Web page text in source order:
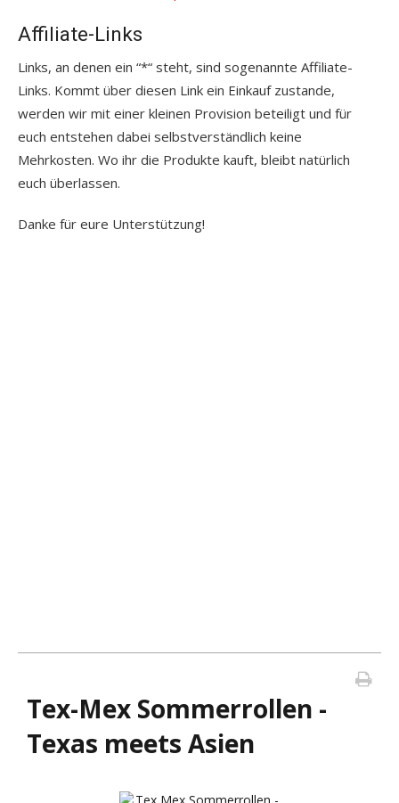
Affiliate-Links
Links, an denen ein “*“ steht, sind sogenannte Affiliate-
Links. Kommt über diesen Link ein Einkauf zustande,
werden wir mit einer kleinen Provision beteiligt und für
euch entstehen dabei selbstverständlich keine
Mehrkosten. Wo ihr die Produkte kauft, bleibt natürlich
euch überlassen.
Danke für eure Unterstützung!
Tex-Mex Sommerrollen -
Texas meets Asien